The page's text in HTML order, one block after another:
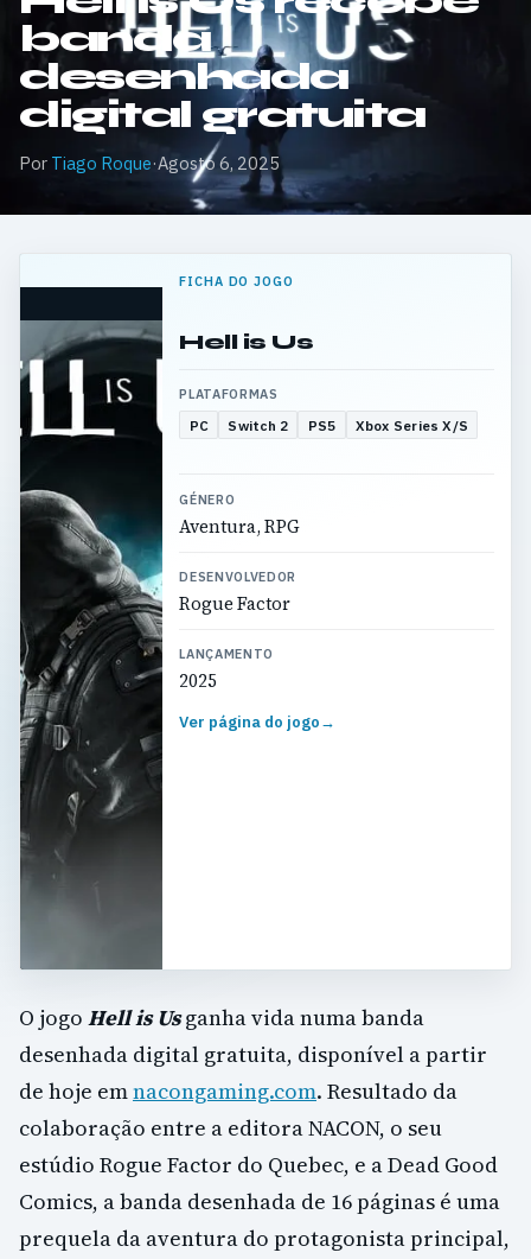
banda
desenhada
digital gratuita
Por Tiago Roque·Agosto 6, 2025
FICHA DO JOGO
Hell is Us
PLATAFORMAS
PC Switch 2 PS5 Xbox Series X/S
GÉNERO
Aventura, RPG
DESENVOLVEDOR
Rogue Factor
LANÇAMENTO
2025
Ver página do jogo→
O jogo Hell is Usganha vida numa banda
desenhada digital gratuita, disponível a partir
de hoje emnacongaming.com. Resultado da
colaboração entre a editora NACON, o seu
estúdio Rogue Factor do Quebec, e a Dead Good
Comics, a banda desenhada de 16 páginas é uma
prequela da aventura do protagonista principal,